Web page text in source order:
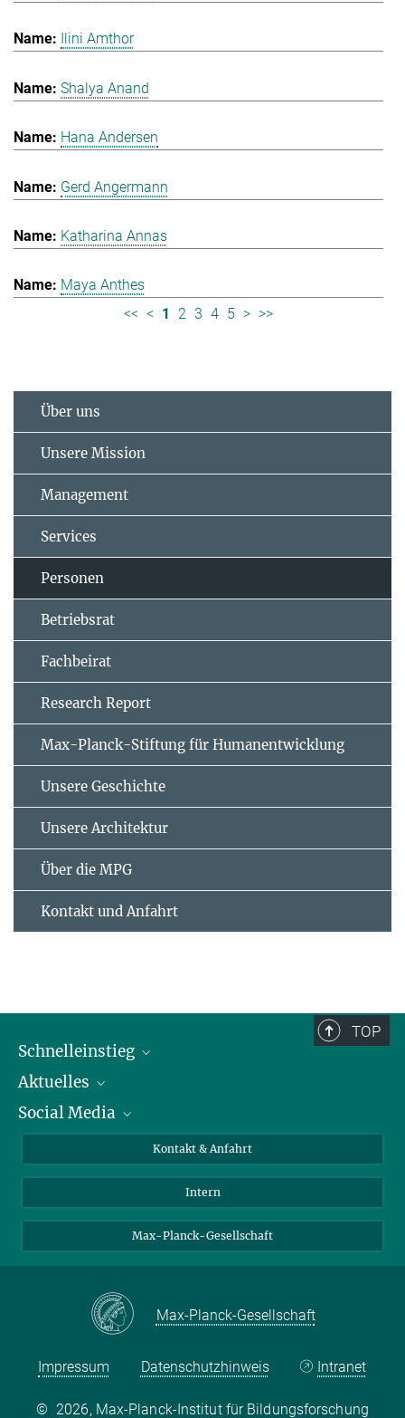
Ilini Amthor
Shalya Anand
Hana Andersen
Gerd Angermann
Katharina Annas
Maya Anthes
<< < 1 2 3 4 5 > >>
Über uns
Unsere Mission
Management
Services
Personen
Betriebsrat
Fachbeirat
Research Report
Max-Planck-Stiftung für Humanentwicklung
Unsere Geschichte
Unsere Architektur
Über die MPG
Kontakt und Anfahrt
TOP
Schnelleinstieg
Personen
Pressebereich
Aktuelles
Stellenangebote
Social Media
X
LinkedIn
Kontakt & Anfahrt
Intern
Max-Planck-Gesellschaft
Max-Planck-Gesellschaft
Impressum Datenschutzhinweis Intranet
© 2026, Max-Planck-Institut für Bildungsforschung